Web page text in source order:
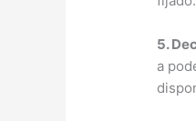
5.
a